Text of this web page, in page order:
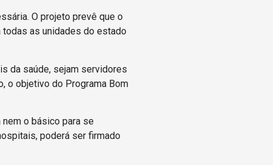
O projeto prevê que o
todas as unidades do estado
da saúde, sejam servidores
o objetivo do Programa Bom
o básico para se
poderá ser firmado